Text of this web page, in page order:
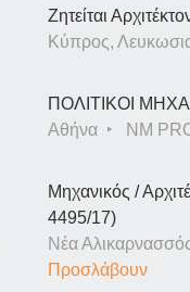
Ζητείται
Κύπρος,
ΠΟΛΙΤΙΚΟΙ
Αθήνα
NM
Μηχανικός /
4495/17)
Νέα
Προσλάβουν